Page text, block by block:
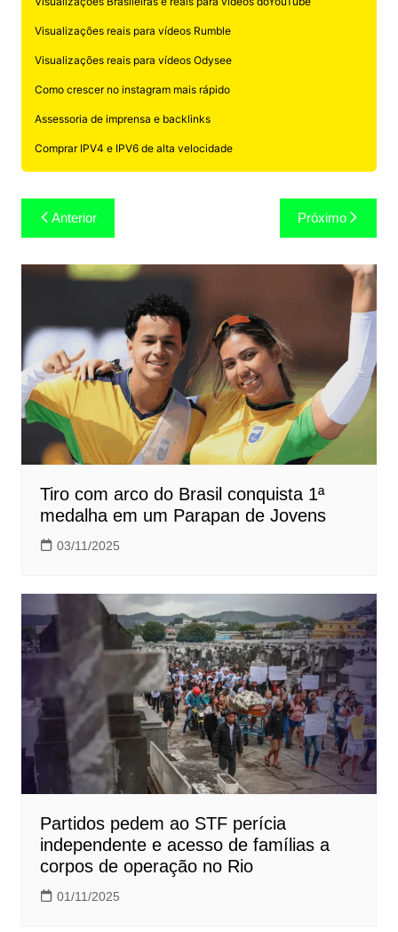
Visualizações reais para vídeos Rumble
Visualizações reais para vídeos Odysee
Como crescer no instagram mais rápido
Assessoria de imprensa e backlinks
Comprar IPV4 e IPV6 de alta velocidade
Navegação
de
Post
Anterior Próximo
Tiro com arco do Brasil conquista 1ª
medalha em um Parapan de Jovens
03/11/2025
Partidos pedem ao STF perícia
independente e acesso de famílias a
corpos de operação no Rio
01/11/2025